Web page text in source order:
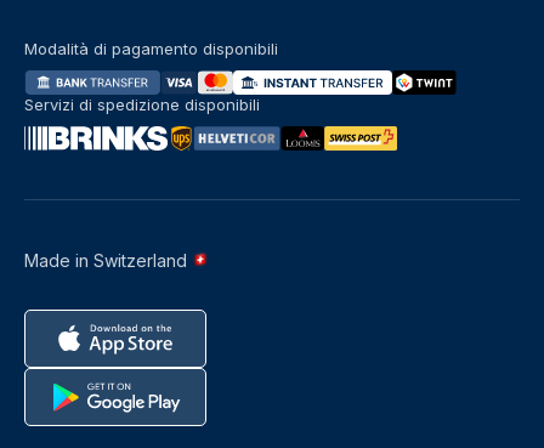
Made in Switzerland
Modalità di pagamento disponibili
Servizi di spedizione disponibili